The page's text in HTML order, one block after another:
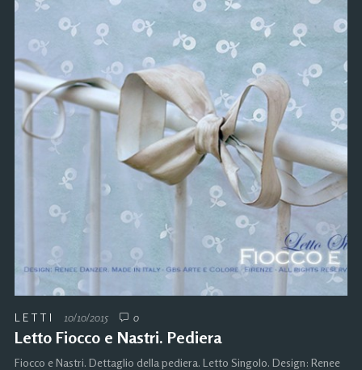
LETTI 10/10/2015 0
Letto Fiocco e Nastri. Pediera
Fiocco e Nastri. Dettaglio della pediera. Letto Singolo. Design: Renee